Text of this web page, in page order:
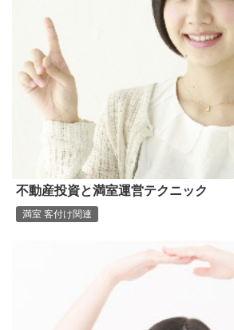
不動産投資と満室運営テクニック
満室 客付け関連